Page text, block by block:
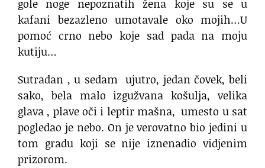
gole noge nepoznatih žena koje su se u
kafani bezazleno umotavale oko mojih…U
pomoć crno nebo koje sad pada na moju
kutiju…
Sutradan , u sedam ujutro, jedan čovek, beli
sako, bela malo izgužvana košulja, velika
glava , plave oči i leptir mašna, umesto u sat
pogledao je nebo. On je verovatno bio jedini u
tom gradu koji se nije iznenadio vidjenim
prizorom.